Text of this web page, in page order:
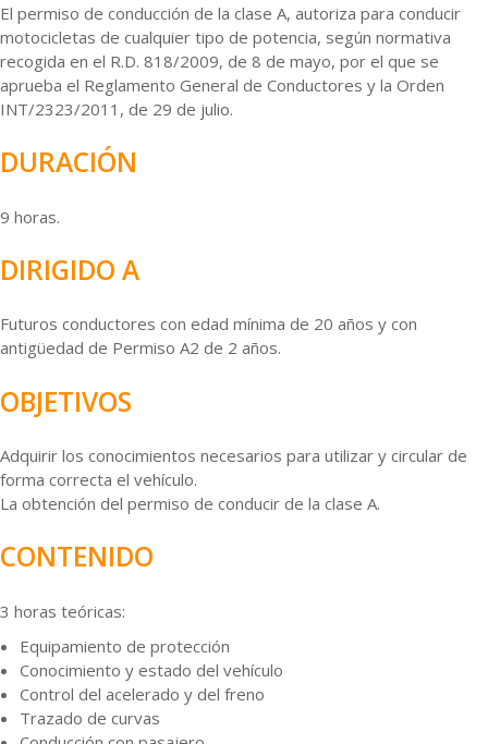
El permiso de conducción de la clase A, autoriza para conducir
motocicletas de cualquier tipo de potencia, según normativa
recogida en el R.D. 818/2009, de 8 de mayo, por el que se
aprueba el Reglamento General de Conductores y la Orden
INT/2323/2011, de 29 de julio.
DURACIÓN
9 horas.
DIRIGIDO A
Futuros conductores con edad mínima de 20 años y con
antigüedad de Permiso A2 de 2 años.
OBJETIVOS
Adquirir los conocimientos necesarios para utilizar y circular de
forma correcta el vehículo.
La obtención del permiso de conducir de la clase A.
CONTENIDO
3 horas teóricas:
Equipamiento de protección
Conocimiento y estado del vehículo
Control del acelerado y del freno
Trazado de curvas